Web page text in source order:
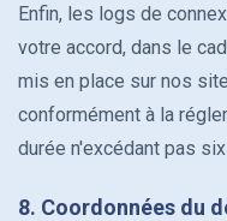
Enfin, les logs de
votre accord, dans le
mis en place sur nos
conformément à la
durée n'excédant pas
8. Coordonnées du